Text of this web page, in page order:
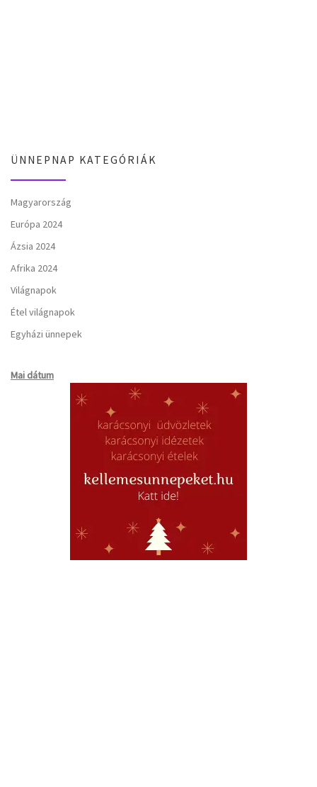
ÜNNEPNAP KATEGÓRIÁK
Magyarország
Európa 2024
Ázsia 2024
Afrika 2024
Világnapok
Étel világnapok
Egyházi ünnepek
Mai dátum